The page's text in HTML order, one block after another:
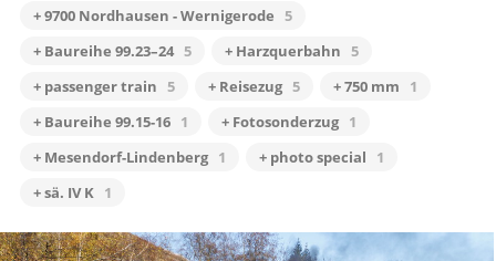
+ 9700 Nordhausen - Wernigerode 5
+ Baureihe 99.23–24 5 + Harzquerbahn 5
+ passenger train 5 + Reisezug 5 + 750 mm
1
+ Baureihe 99.15-16 1 + Fotosonderzug 1
+ Mesendorf-Lindenberg 1 + photo special
1
+ sä. IV K 1